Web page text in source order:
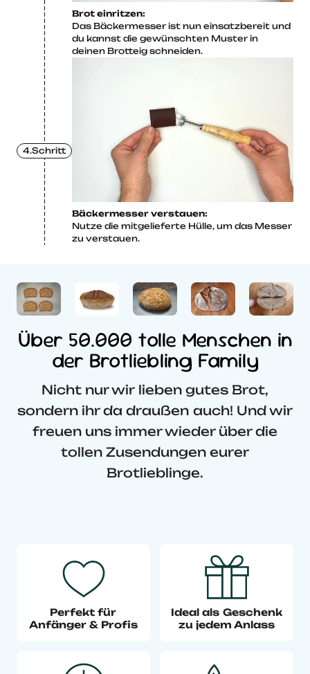
Brot einritzen:
Das Bäckermesser ist nun einsatzbereit und
du kannst die gewünschten Muster in
deinen Brotteig schneiden.
4.Schritt
Bäckermesser verstauen:
Nutze die mitgelieferte Hülle, um das Messer
zu verstauen.
Über 50.000 tolle Menschen in
der Brotliebling Family
Nicht nur wir lieben gutes Brot,
sondern ihr da draußen auch! Und wir
freuen uns immer wieder über die
tollen Zusendungen eurer
Brotlieblinge.
Perfekt für
Anfänger & Profis
Ideal als Geschenk
zu jedem Anlass